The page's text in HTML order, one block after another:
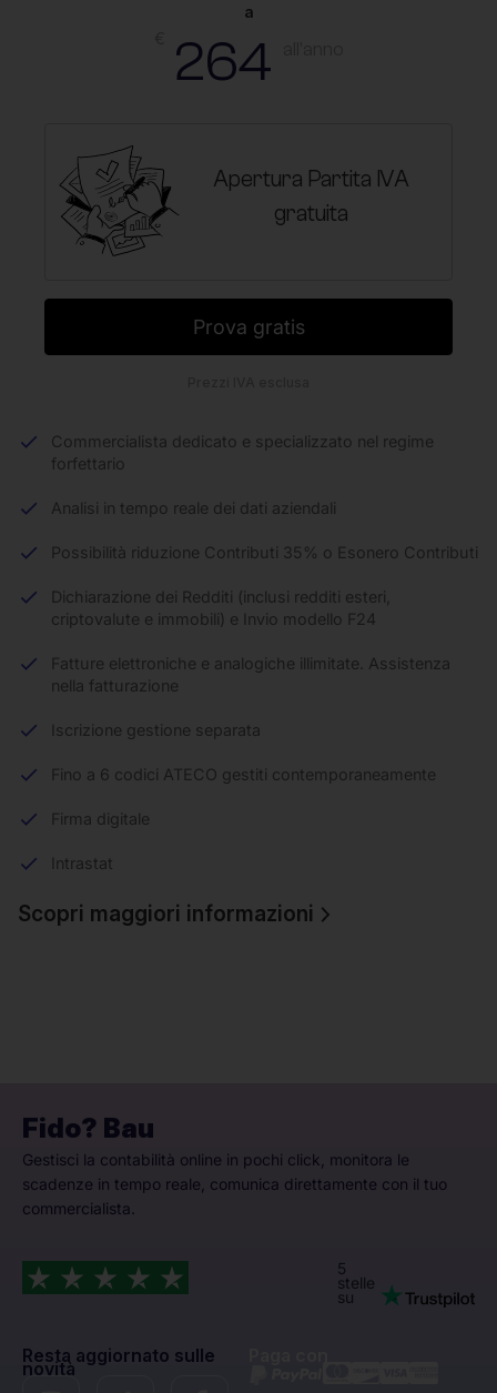
a
264
Apertura Partita IVA
gratuita
Prova gratis
Commercialista dedicato e specializzato nel regime
forfettario
Analisi in tempo reale dei dati aziendali
Possibilità riduzione Contributi 35% o Esonero Contributi
Dichiarazione dei Redditi (inclusi redditi esteri,
criptovalute e immobili) e Invio modello F24
Fatture elettroniche e analogiche illimitate. Assistenza
nella fatturazione
Iscrizione gestione separata
Fino a 6 codici ATECO gestiti contemporaneamente
Firma digitale
Intrastat
Scopri maggiori informazioni
Fido? Bau
Gestisci la contabilità online in pochi click, monitora le
scadenze in tempo reale, comunica direttamente con il tuo
commercialista.
5
stelle
su
Resta aggiornato sulle
novità